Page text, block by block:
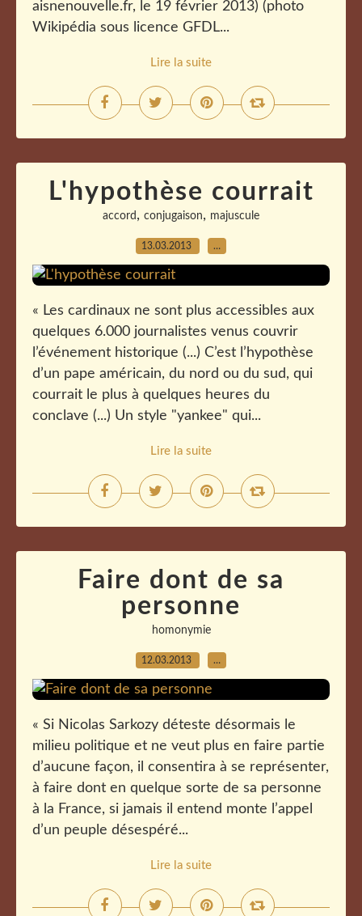
aisnenouvelle.fr, le 19 février 2013) (photo
Wikipédia sous licence GFDL...
Lire la suite
L'hypothèse courrait
accord , conjugaison, majuscule
13.03.2013 …
« Les cardinaux ne sont plus accessibles aux
quelques 6.000 journalistes venus couvrir
l’événement historique (...) C’est l’hypothèse
d’un pape américain, du nord ou du sud, qui
courrait le plus à quelques heures du
conclave (...) Un style "yankee" qui...
Lire la suite
Faire dont de sa
personne
homonymie
12.03.2013 …
« Si Nicolas Sarkozy déteste désormais le
milieu politique et ne veut plus en faire partie
d’aucune façon, il consentira à se représenter,
à faire dont en quelque sorte de sa personne
à la France, si jamais il entend monte l’appel
d’un peuple désespéré...
Lire la suite